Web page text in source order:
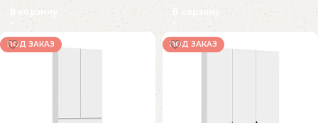
В корзину В корзину
ПОД ЗАКАЗ ПОД ЗАКАЗ